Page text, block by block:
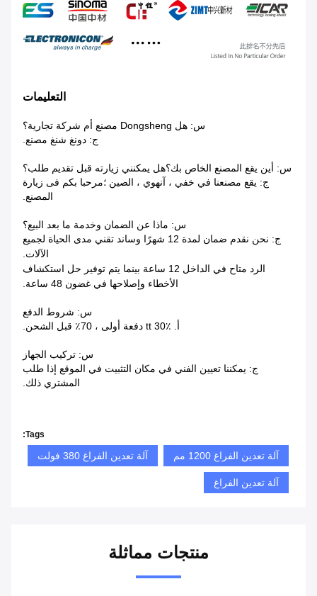
التعليمات
س: هل Dongsheng مصنع أم شركة تجارية؟
ج: دونغ شنغ مصنع.
س: أين يقع المصنع الخاص بك؟هل يمكنني زيارته قبل تقديم طلب؟
ج: يقع مصنعنا في خفي ، آنهوي ، الصين ؛مرحبا بكم فى زيارة
المصنع.
س: ماذا عن الضمان وخدمة ما بعد البيع؟
ج: نحن نقدم ضمان لمدة 12 شهرًا وساند تقني مدى الحياة لجميع
الآلات.
الرد متاح في الداخل
12 ساعة بينما يتم توفير حل استكشاف
الأخطاء وإصلاحها في غضون 48 ساعة.
س: شروط الدفع
أ. tt 30٪ دفعة أولى ، 70٪ قبل الشحن.
س: تركيب الجهاز
ج: يمكننا تعيين الفني في مكان التثبيت في الموقع إذا طلب
المشتري ذلك.
Tags:
آلة تعدين الفراغ 1200 مم آلة تعدين الفراغ 380 فولت
آلة تعدين الفراغ
منتجات مماثلة